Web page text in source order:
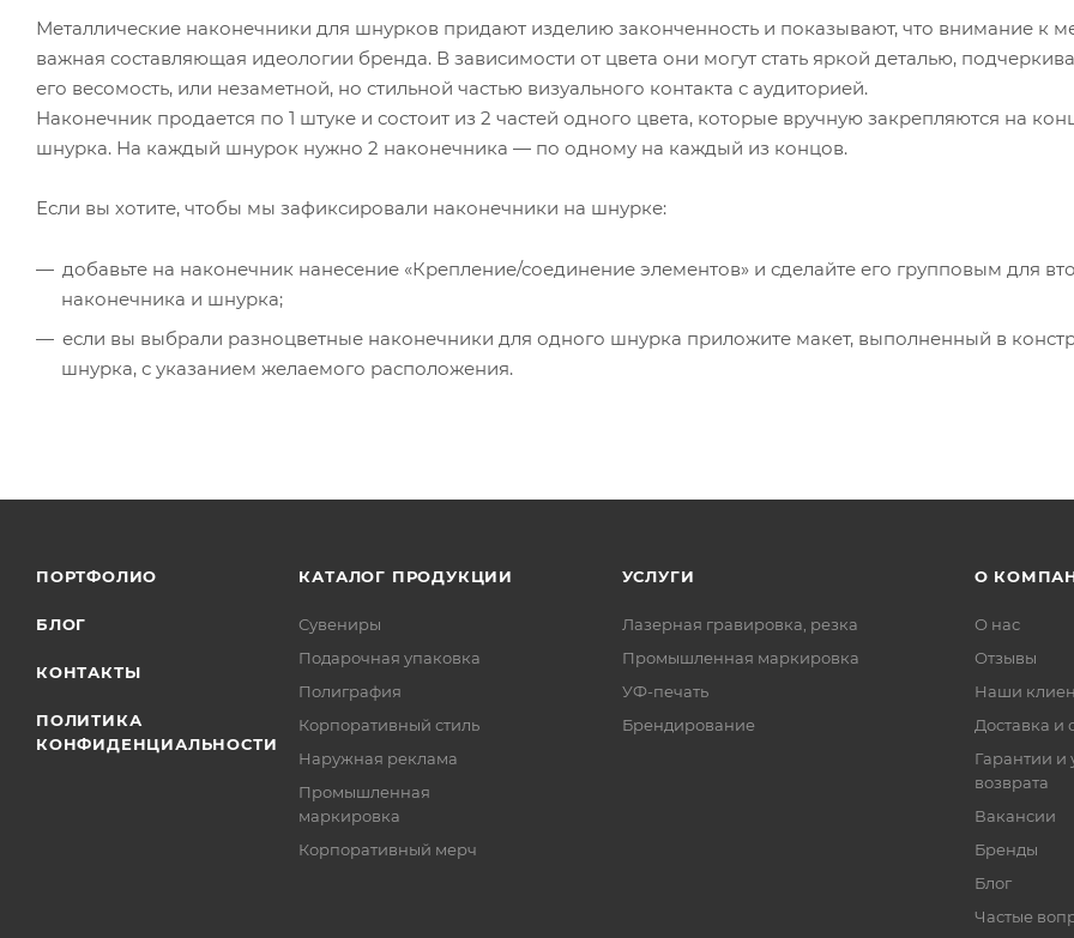
Металлические наконечники для шнурков придают изделию законченность и показывают, что внимание к
важная составляющая идеологии бренда. В зависимости от цвета они могут стать яркой деталью,
его весомость, или незаметной, но стильной частью визуального контакта с аудиторией.
Наконечник продается по 1 штуке и состоит из 2 частей одного цвета, которые вручную закрепляются на
шнурка. На каждый шнурок нужно 2 наконечника — по одному на каждый из концов.
Если вы хотите, чтобы мы зафиксировали наконечники на шнурке:
добавьте на наконечник нанесение «Крепление/соединение элементов» и сделайте его групповым для
наконечника и шнурка;
если вы выбрали разноцветные наконечники для одного шнурка приложите макет, выполненный в
шнурка, с указанием желаемого расположения.
ПОРТФОЛИО
БЛОГ
КОНТАКТЫ
ПОЛИТИКА
КОНФИДЕНЦИАЛЬНОСТИ
КАТАЛОГ ПРОДУКЦИИ
Сувениры
Подарочная упаковка
Полиграфия
Корпоративный стиль
Наружная реклама
Промышленная
маркировка
Корпоративный мерч
УСЛУГИ
Лазерная гравировка, резка
Промышленная маркировка
УФ-печать
Брендирование
О
О нас
Отзывы
Наши
Доставка и
Гарантии и
возврата
Вакансии
Бренды
Блог
Частые